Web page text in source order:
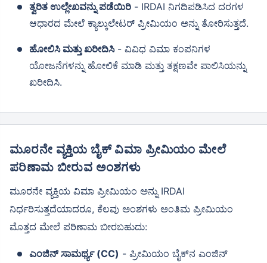
ತ್ವರಿತ ಉಲ್ಲೇಖವನ್ನು ಪಡೆಯಿರಿ - IRDAI ನಿಗದಿಪಡಿಸಿದ ದರಗಳ
ಆಧಾರದ ಮೇಲೆ ಕ್ಯಾಲ್ಕುಲೇಟರ್ ಪ್ರೀಮಿಯಂ ಅನ್ನು ತೋರಿಸುತ್ತದೆ.
ಹೋಲಿಸಿ ಮತ್ತು ಖರೀದಿಸಿ- ವಿವಿಧ ವಿಮಾ ಕಂಪನಿಗಳ
ಯೋಜನೆಗಳನ್ನು ಹೋಲಿಕೆ ಮಾಡಿ ಮತ್ತು ತಕ್ಷಣವೇ ಪಾಲಿಸಿಯನ್ನು
ಖರೀದಿಸಿ.
ಮೂರನೇ ವ್ಯಕ್ತಿಯ ಬೈಕ್ ವಿಮಾ ಪ್ರೀಮಿಯಂ ಮೇಲೆ
ಪರಿಣಾಮ ಬೀರುವ ಅಂಶಗಳು
ಮೂರನೇ ವ್ಯಕ್ತಿಯ ವಿಮಾ ಪ್ರೀಮಿಯಂ ಅನ್ನು IRDAI
ನಿರ್ಧರಿಸುತ್ತದೆಯಾದರೂ, ಕೆಲವು ಅಂಶಗಳು ಅಂತಿಮ ಪ್ರೀಮಿಯಂ
ಮೊತ್ತದ ಮೇಲೆ ಪರಿಣಾಮ ಬೀರಬಹುದು:
ಎಂಜಿನ್ ಸಾಮರ್ಥ್ಯ (CC) - ಪ್ರೀಮಿಯಂ ಬೈಕ್‌ನ ಎಂಜಿನ್